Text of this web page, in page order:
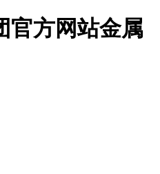
官方网站金属